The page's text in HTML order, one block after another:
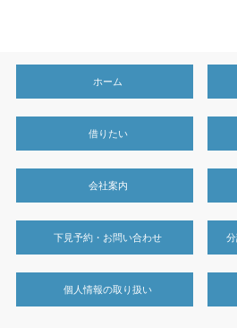
ホーム
借りたい
会社案内
下見予約・お問い合わせ
個人情報の取り扱い